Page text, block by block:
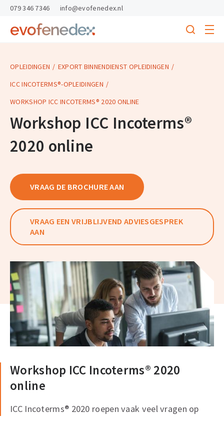
skipToContent
skipToFooter
Return
homepage
Search
menu
079 346 7346 info@evofenedex.nl
OPLEIDINGEN
EXPORT BINNENDIENST OPLEIDINGEN
ICC INCOTERMS®-OPLEIDINGEN
WORKSHOP ICC INCOTERMS® 2020 ONLINE
Workshop ICC Incoterms®
2020 online
VRAAG DE BROCHURE AAN
VRAAG EEN VRIJBLIJVEND ADVIESGESPREK
AAN
Workshop ICC Incoterms® 2020
online
ICC Incoterms® 2020 roepen vaak veel vragen op